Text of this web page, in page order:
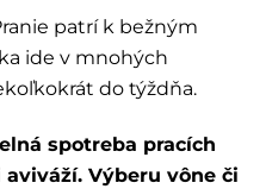
patrí k bežným
ide v mnohých
do týždňa.
spotreba pracích
aviváží. Výberu vône či